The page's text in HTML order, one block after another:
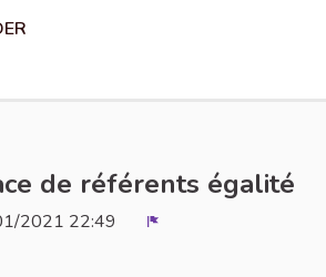
de référents égalité
2021 22:49